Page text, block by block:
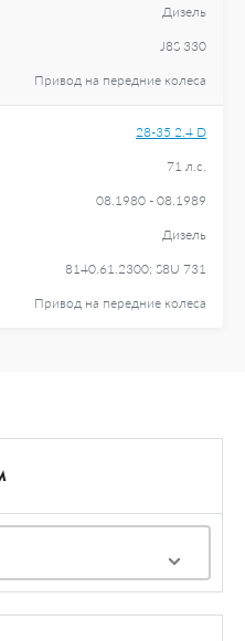
Дизель
J8S 330
Привод на передние колеса
28-35 2.4 D
71 л.с.
08.1980 - 08.1989
Дизель
8140.61.2300; S8U 731
Привод на передние колеса